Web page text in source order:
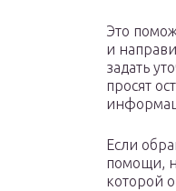
Это
и
задать
просят
Если
помощи,
которой